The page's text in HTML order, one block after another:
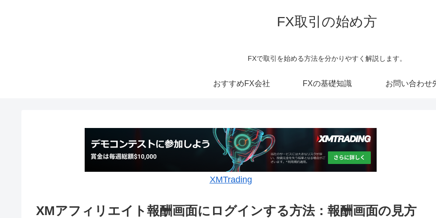
FX取引の始め方
FXで取引を始める方法を分かりやすく解説します。
おすすめFX会社 FXの基礎知識 お問い合わせ
XMTrading
XMアフィリエイト報酬画面にログインする方法：報酬画面の見方